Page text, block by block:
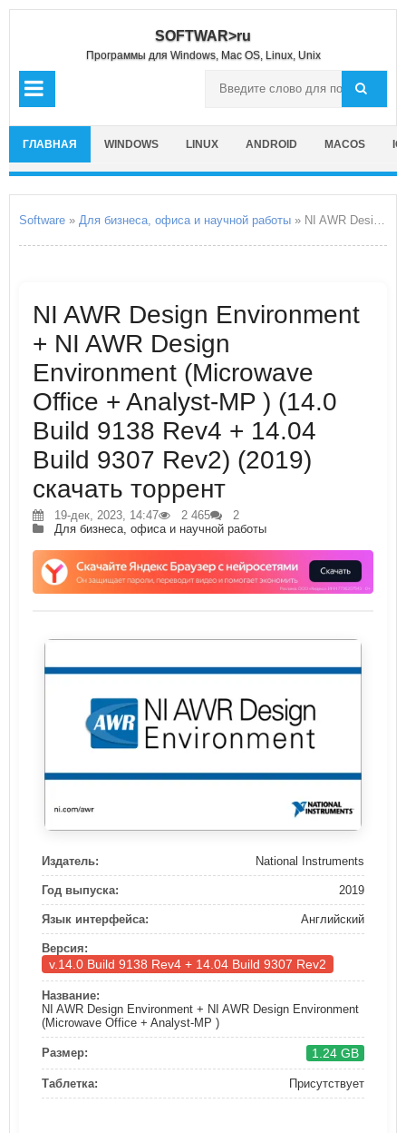
SOFTWAR>ru
Программы для Windows, Mac OS, Linux, Unix
ГЛАВНАЯ WINDOWS LINUX ANDROID MACOS
Software » Для бизнеса, офиса и научной работы » NI AWR Design Environment + NI AWR Design Environment (Microwave Office + Analyst-MP )
NI AWR Design Environment
+ NI AWR Design
Environment (Microwave
Office + Analyst-MP ) (14.0
Build 9138 Rev4 + 14.04
Build 9307 Rev2) (2019)
скачать торрент
19-дек, 2023, 14:47 2 465
2
Для бизнеса, офиса и научной работы
Издатель: National Instruments
Год выпуска: 2019
Язык интерфейса: Английский
Версия:
v.14.0 Build 9138 Rev4 + 14.04 Build 9307 Rev2
Название:
NI AWR Design Environment + NI AWR Design Environment
(Microwave Office + Analyst-MP )
Размер: 1.24 GB
Таблетка: Присутствует